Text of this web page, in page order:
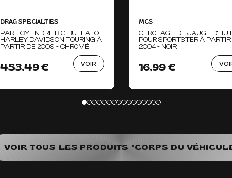
DRAG SPECIALTIES
PARE CYLINDRE BIG BUFFALO -
HARLEY DAVIDSON TOURING À
PARTIR DE 2009 - CHROMÉ
453,49 € VOIR
MCS
CERCLAGE DE JAUGE
POUR SPORTSTER À PARTIR
2004 - NOIR
16,99 €
VOIR TOUS LES PRODUITS "CORPS DU